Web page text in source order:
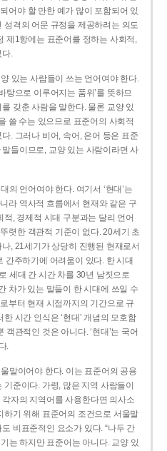
어야 할 만한 예가 많이 포함되어 있
성격의 어문 규정을 제공하려는 의도
제1항에는 표준어를 정하는 사회적,
다.
있는 사람들이 쓰는 언어여야 한다.
탕으로 이루어지는 품위’를 뜻하므
갖춘 사람을 말한다. 물론 교양 있
쓸 수는 있으므로 표준어의 사회적
. 그러나 비어, 속어, 은어 등은 표준
들이므로, 교양 있는 사람이라면 사
의 언어여야 한다. 여기서 ‘현대’는
라 역사적 흐름에서 현재와 같은 구
, 경제적 시대 구분과는 달리 언어
렷한 객관적 기준이 없다. 20세기 초
, 21세기가 상당히 진행된 현재로서
간주하기에 어려움이 있다. 한 시대
세대 간 시간 차를 30년 남짓으로
차가 있는 말들이 한 시대에 쓰일 수
부터 현재 시점까지의 기간으로 규
시간 인식은 ‘현대’ 개념의 모호함
관적인 것은 아니다. ‘현대’는 국어
.
말이어야 한다. 이는 표준어의 공용
준이다. 가령, 많은 지역 사람들이
자의 지역어를 사용한다면 의사소
하기 위해 표준어의 조건으로 서울말
비표준적인 요소가 있다. “나두 간
는 하지만 표준어는 아니다. 교양 있